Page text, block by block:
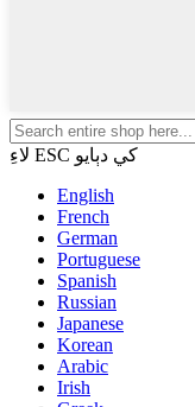
لاءِ ESC کي دٻايو
English
French
German
Portuguese
Spanish
Russian
Japanese
Korean
Arabic
Irish